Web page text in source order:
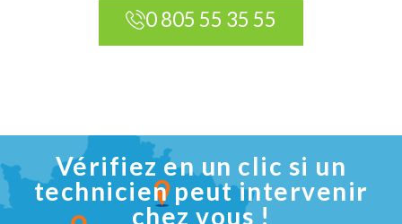
0 805 55 35 55
Vérifiez en un clic si un
technicien peut intervenir
chez vous !